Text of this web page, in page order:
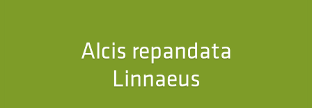
Alcis repandata
Linnaeus